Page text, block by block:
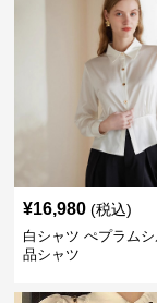
¥16,980 (税込)
白シャツ ぺプラム
品シャツ